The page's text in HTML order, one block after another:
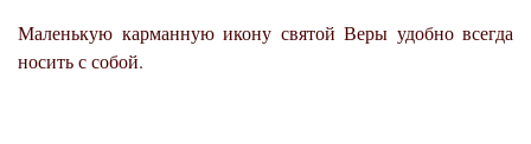
Маленькую карманную икону святой Веры удобно всегда
носить с собой.